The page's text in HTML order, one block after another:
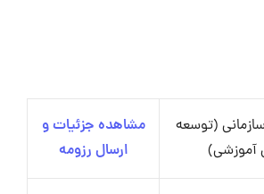
(توسعه
آموزشی)
مشاهده جزئیات و
ارسال رزومه